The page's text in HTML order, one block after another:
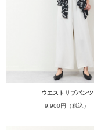
ウエストリブパンツ
9,900円（税込）